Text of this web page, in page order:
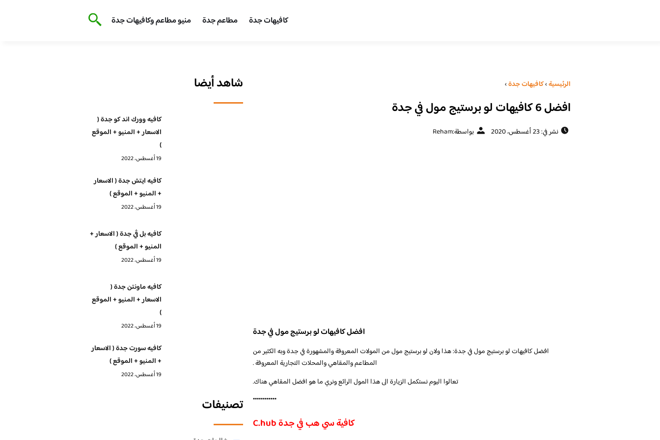
كافيهات جدة مطاعم جدة منيو مطاعم وكافيهات جدة
الرئيسية›كافيهات جدة›
افضل 6 كافيهات لو برستيج مول في جدة
نشر في: 23 أغسطس، 2020 بواسطة:Reham
افضل كافيهات لو برستيج مول في جدة
افضل كافيهات لو برستيج مول في جدة: هذا ولان لو برستيج مول من المولات المعروفة والمشهورة في جدة وبه الكثير من
المطاعم والمقاهي والمحلات التجارية المعروفة .
تعالوا اليوم نستكمل الزيارة الى هذا المول الرائع ونري ما هو افضل المقاهي هناك.
************
كافية سي هب في جدة C.hub
شاهد أيضا
كافيه وورك اند كو جدة (
الاسعار + المنيو + الموقع
)
19 أغسطس، 2022
كافيه ايتش جدة ( الاسعار
+ المنيو + الموقع )
19 أغسطس، 2022
كافيه بل ڤي جدة ( الاسعار +
المنيو + الموقع )
19 أغسطس، 2022
كافيه ماونتن جدة (
الاسعار + المنيو + الموقع
)
19 أغسطس، 2022
كافيه سورت جدة ( الاسعار
+ المنيو + الموقع )
19 أغسطس، 2022
تصنيفات